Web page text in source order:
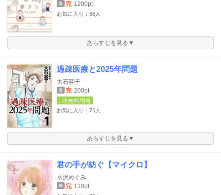
巻 完 1200pt
お気に入り：68人
あらすじを見る▼
過疎医療と2025年問題
大石容子
巻 完 200pt
1冊無料増量
お気に入り：76人
あらすじを見る▼
君の手が紡ぐ【マイクロ】
水沢めぐみ
巻 完 110pt